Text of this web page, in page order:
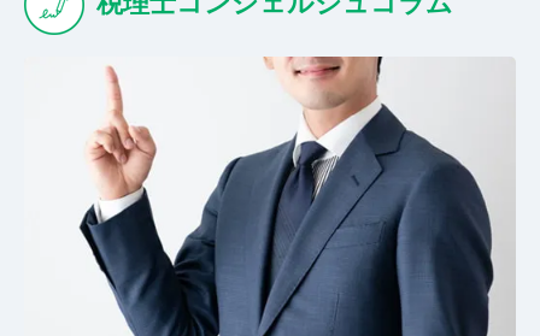
スに積極的に取り組みます。マネーフォワード
やFreeeのようなクラウド会計から、情報共有ツ
ールとしてのChatWorkやZOOM、Dropboxなど
にも対応しております。 無駄な節税よりも、お
金を残す経営をサポートします。 必要以上に節
税することは、その分資金はなくなります。適
度な節税は重要ですが、過度の節税は経営基盤
を揺るがしかねません。私が見てきた成長する
企業は、税金をしっかり納めて、資金もしっか
り蓄えている企業が多いです。 自計化・業務効
率化をサポートします。 当事務所では、半永久